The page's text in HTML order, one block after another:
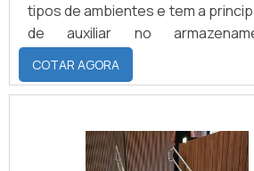
tipos de ambientes e tem a
de auxiliar no
organização de variados
disso, o armário de aço inox
design bastante arrojado
tipo de ambiente,
mais versatilidade.As
COTAR AGORA